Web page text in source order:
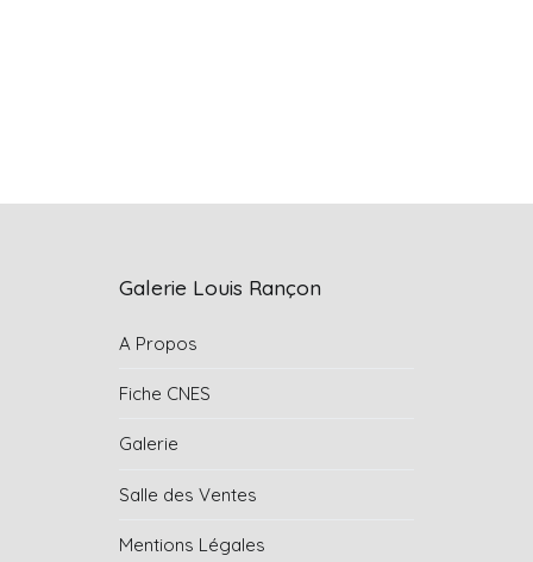
Galerie Louis Rançon
A Propos
Fiche CNES
Galerie
Salle des Ventes
Mentions Légales